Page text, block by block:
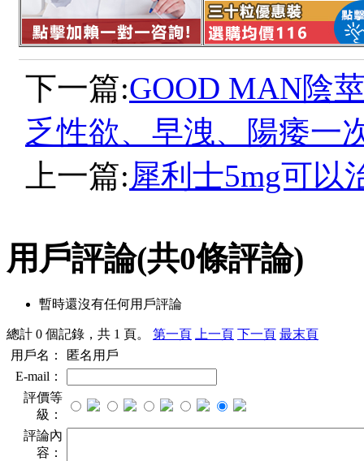
下一篇:GOOD MAN陰
乏性欲、早洩、陽痿一
上一篇:犀利士5mg可以
用戶評論(共0條評論)
暫時還沒有任何用戶評論
總計 0 個記錄，共 1 頁。 第一頁 上一頁 下一頁 最末頁
用戶名：
匿名用戶
E-mail：
評價等
級：
評論內
容：